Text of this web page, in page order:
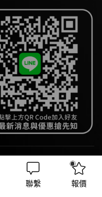
聯繫 報價